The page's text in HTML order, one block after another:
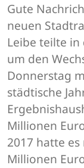
Gute
neuen
Leibe teilte
um den
Donnerstag
städtische
Millionen
2017 hatte
Millionen